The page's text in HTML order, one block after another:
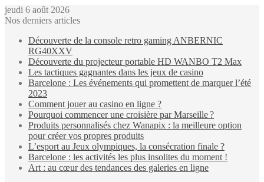
jeudi 6 août 2026
Nos derniers articles
Découverte de la console retro gaming ANBERNIC
RG40XXV
Découverte du projecteur portable HD WANBO T2 Max
Les tactiques gagnantes dans les jeux de casino
Barcelone : Les événements qui promettent de marquer l’été
2023
Comment jouer au casino en ligne ?
Pourquoi commencer une croisière par Marseille ?
Produits personnalisés chez Wanapix : la meilleure option
pour créer vos propres produits
L’esport au Jeux olympiques, la consécration finale ?
Barcelone : les activités les plus insolites du moment !
Art : au cœur des tendances des galeries en ligne